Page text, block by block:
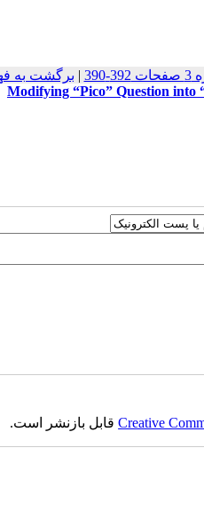
| برگشت به
Modifying “Pico” Question into
Creativeقابل بازنشر است.